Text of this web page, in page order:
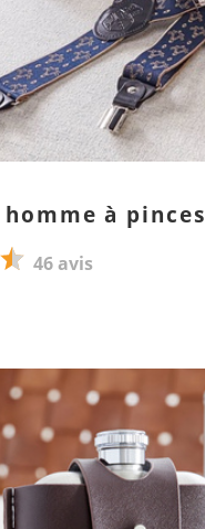
à pinces
46 avis